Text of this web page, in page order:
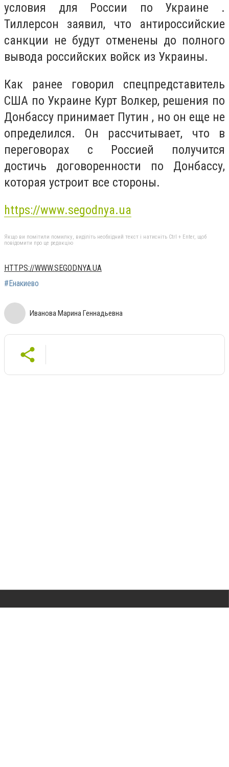
условия для России по Украине .
Тиллерсон заявил, что антироссийские
санкции не будут отменены до полного
вывода российских войск из Украины.
Как ранее говорил спецпредставитель
США по Украине Курт Волкер, решения по
Донбассу принимает Путин , но он еще не
определился. Он рассчитывает, что в
переговорах с Россией получится
достичь договоренности по Донбассу,
которая устроит все стороны.
https://www.segodnya.ua
Якщо ви помітили помилку, виділіть необхідний текст і натисніть Ctrl + Enter, щоб
повідомити про це редакцію
HTTPS://WWW.SEGODNYA.UA
#Енакиево
Иванова Марина Геннадьевна